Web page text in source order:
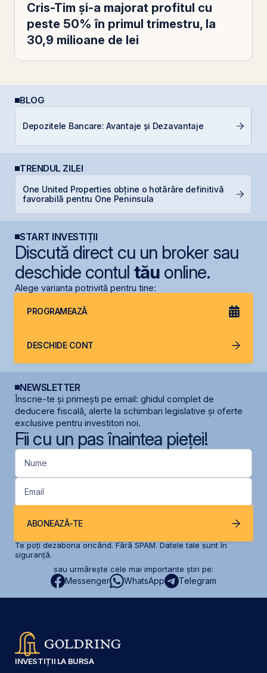
Cris-Tim și-a majorat profitul cu
peste 50% în primul trimestru, la
30,9 milioane de lei
BLOG
Depozitele Bancare: Avantaje și Dezavantaje
TRENDUL ZILEI
One United Properties obține o hotărâre definitivă
favorabilă pentru One Peninsula
START INVESTIȚII
Discută direct cu un broker sau
deschide contul tăuonline.
Alege varianta potrivită pentru tine:
PROGRAMEAZĂ
DESCHIDE CONT
NEWSLETTER
Înscrie-te și primești pe email: ghidul complet de
deducere fiscală, alerte la schimbari legislative și oferte
exclusive pentru investitori noi.
Fii cu un pas înaintea pieței!
Nume
Email
ABONEAZĂ-TE
Te poți dezabona oricând. Fără SPAM. Datele tale sunt în
siguranță.
sau urmărește cele mai importante știri pe:
Messenger WhatsApp Telegram
INVESTIȚII LA BURSA